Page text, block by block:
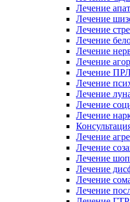
Лечение
Лечение
Лечение
Лечение
Лечение
Лечение
Лечение
Лечение
Лечение
Лечение
Лечение
Лечение
Лечение
Лечение
Лечение
Лечение
Лечение